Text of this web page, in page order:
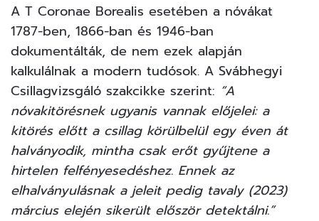
A T Coronae Borealis esetében a nóvákat
1787-ben, 1866-ban és 1946-ban
dokumentálták, de nem ezek alapján
kalkulálnak a modern tudósok. A Svábhegyi
Csillagvizsgáló szakcikke szerint: “A
nóvakitörésnek ugyanis vannak előjelei: a
kitörés előtt a csillag körülbelül egy éven át
halványodik, mintha csak erőt gyűjtene a
hirtelen felfényesedéshez. Ennek az
elhalványulásnak a jeleit pedig tavaly (2023)
március elején sikerült először detektálni.”